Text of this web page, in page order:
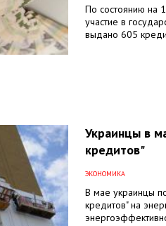
По состоянию на
участие в
выдано 605
Украинцы в
кредитов"
ЭКОНОМИКА
В мае украинцы
кредитов" на